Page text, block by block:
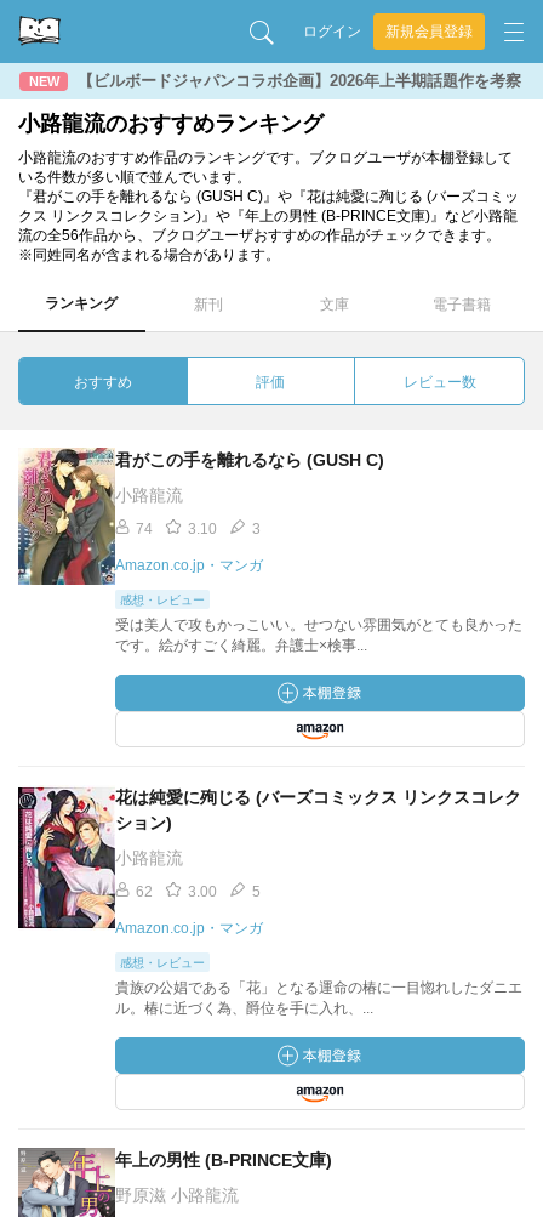
ログイン 新規会員登録
NEW 【ビルボードジャパンコラボ企画】2026年上半期話題作を考察
小路龍流のおすすめランキング
小路龍流のおすすめ作品のランキングです。ブクログユーザが本棚登録して
いる件数が多い順で並んでいます。
『君がこの手を離れるなら (GUSH C)』や『花は純愛に殉じる (バーズコミッ
クス リンクスコレクション)』や『年上の男性 (B-PRINCE文庫)』など小路龍
流の全56作品から、ブクログユーザおすすめの作品がチェックできます。
※同姓同名が含まれる場合があります。
ランキング 新刊 文庫 電子書籍
おすすめ 評価 レビュー数
君がこの手を離れるなら (GUSH C)
小路龍流
74 3.10 3
Amazon.co.jp・マンガ
感想・レビュー
受は美人で攻もかっこいい。せつない雰囲気がとても良かった
です。絵がすごく綺麗。弁護士×検事...
花は純愛に殉じる (バーズコミックス リンクスコレク
ション)
小路龍流
62 3.00 5
Amazon.co.jp・マンガ
感想・レビュー
貴族の公娼である「花」となる運命の椿に一目惚れしたダニエ
ル。椿に近づく為、爵位を手に入れ、...
年上の男性 (B-PRINCE文庫)
野原滋 小路龍流